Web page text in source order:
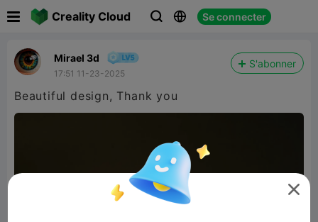
Creality Cloud   Se connecter
Mirael 3d
17:51 11-23-2025
S'abonner
Beautiful design, Thank you
